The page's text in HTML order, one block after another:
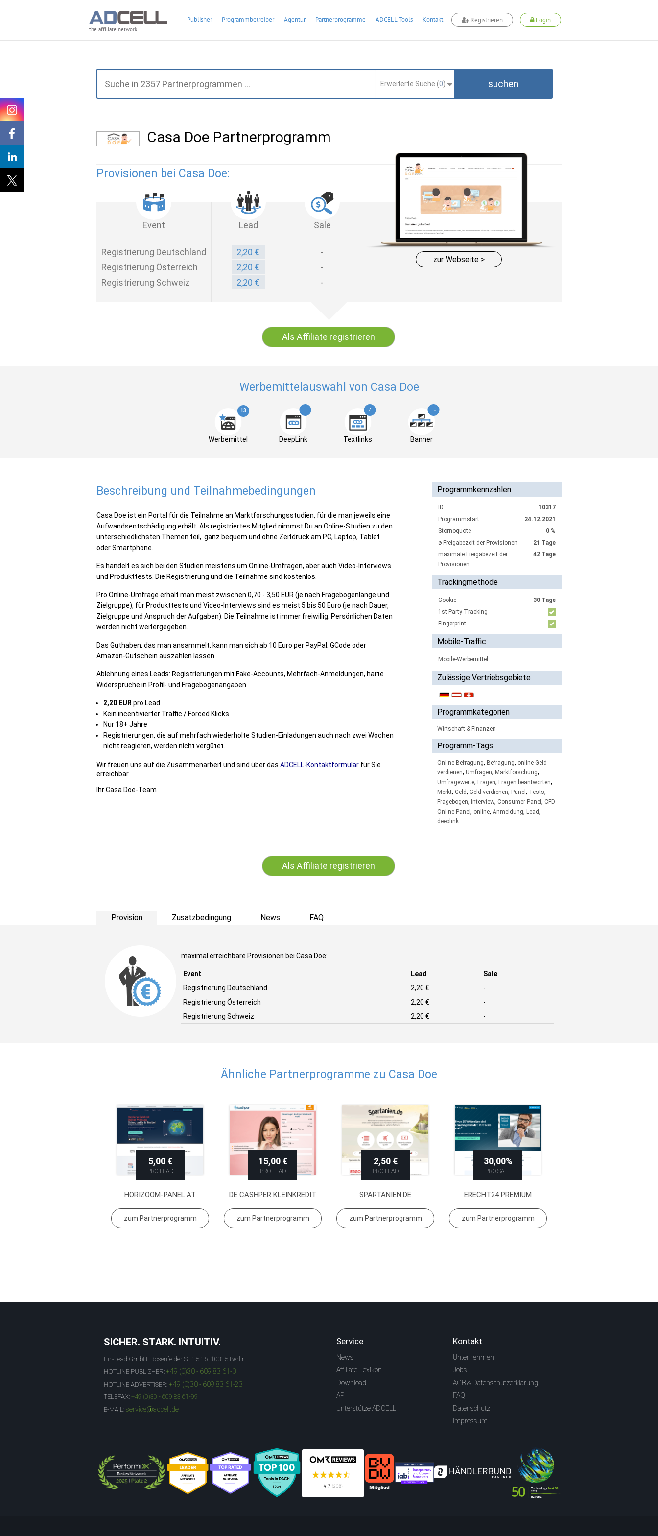
the affiliate network
Publisher Programmbetreiber Agentur Partnerprogramme ADCELL-Tools Kontakt Registrieren Login
Erweiterte Suche (0) suchen
Casa Doe Partnerprogramm
Provisionen bei Casa Doe:
Event Lead Sale
Registrierung Deutschland 2,20 €
-
Registrierung Österreich
2,20 €
-
Registrierung Schweiz
2,20 € -
zur Webseite >
Als Affiliate registrieren
Werbemittelauswahl von Casa Doe
13
Werbemittel
1
DeepLink
2
Textlinks
10
Banner
Beschreibung und Teilnahmebedingungen
Casa Doe ist ein Portal für die Teilnahme an Marktforschungsstudien, für die man jeweils eine
Aufwandsentschädigung erhält. Als registriertes Mitglied nimmst Du an Online-Studien zu den
unterschiedlichsten Themen teil, ganz bequem und ohne Zeitdruck am PC, Laptop, Tablet
oder Smartphone.
Es handelt es sich bei den Studien meistens um Online-Umfragen, aber auch Video-Interviews
und Produkttests. Die Registrierung und die Teilnahme sind kostenlos.
Pro Online-Umfrage erhält man meist zwischen 0,70 - 3,50 EUR (je nach Fragebogenlänge und
Zielgruppe), für Produkttests und Video-Interviews sind es meist 5 bis 50 Euro (je nach Dauer,
Zielgruppe und Anspruch der Aufgaben). Die Teilnahme ist immer freiwillig. Persönlichen Daten
werden nicht weitergegeben.
Das Guthaben, das man ansammelt, kann man sich ab 10 Euro per PayPal, GCode oder
Amazon-Gutschein auszahlen lassen.
Ablehnung eines Leads: Registrierungen mit Fake-Accounts, Mehrfach-Anmeldungen, harte
Widersprüche in Profil- und Fragebogenangaben.
2,20 EUR pro Lead
Kein incentivierter Traffic / Forced Klicks
Nur 18+ Jahre
Registrierungen, die auf mehrfach wiederholte Studien-Einladungen auch nach zwei Wochen
nicht reagieren, werden nicht vergütet.
Wir freuen uns auf die Zusammenarbeit und sind über das ADCELL-Kontaktformular für Sie
erreichbar.
Ihr Casa Doe-Team
Programmkennzahlen
ID
10317
Programmstart
24.12.2021
Stornoquote
0 %
ø Freigabezeit der Provisionen
21 Tage
maximale Freigabezeit der
Provisionen
42 Tage
Trackingmethode
Cookie
30 Tage
1st Party Tracking
Fingerprint
Mobile-Traffic
Mobile-Werbemittel
Zulässige Vertriebsgebiete
Programmkategorien
Wirtschaft & Finanzen
Programm-Tags
Online-Befragung, Befragung, online Geld
verdienen, Umfragen, Marktforschung,
Umfragewerte, Fragen, Fragen beantworten,
Merkt, Geld, Geld verdienen, Panel , Tests,
Fragebogen, Interview, Consumer Panel , CFD
Online-Panel , online, Anmeldung, Lead,
deeplink
Als Affiliate registrieren
Provision Zusatzbedingung News FAQ
maximal erreichbare Provisionen bei Casa Doe:
Event Lead
Sale
Registrierung Deutschland
2,20 €
-
Registrierung Österreich
2,20 €
-
Registrierung Schweiz
2,20 € -
Ähnliche Partnerprogramme zu Casa Doe
5,00 €
PRO LEAD
HORIZOOM-PANEL.AT
zum Partnerprogramm
15,00 €
PRO LEAD
DE CASHPER KLEINKREDIT
zum Partnerprogramm
2,50 €
PRO LEAD
SPARTANIEN.DE
zum Partnerprogramm
30,00%
PRO SALE
ERECHT24 PREMIUM
zum Partnerprogramm
SICHER. STARK. INTUITIV.
Firstlead GmbH, Rosenfelder St. 15-16, 10315 Berlin
HOTLINE PUBLISHER: +49 (0)30 - 609 83 61-0
HOTLINE ADVERTISER: +49 (0)30 - 609 83 61-23
TELEFAX: +49 (0)30 - 609 83 61-99
E-MAIL: service@adcell.de
Service
News
Affiliate-Lexikon
Download
API
Unterstütze ADCELL
Kontakt
Unternehmen
Jobs
AGB & Datenschutzerklärung
FAQ
Datenschutz
Impressum